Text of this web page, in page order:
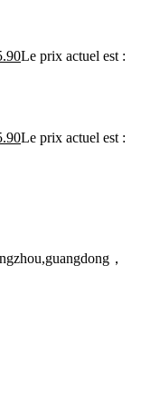
Le prix actuel est :
Le prix actuel est :
，